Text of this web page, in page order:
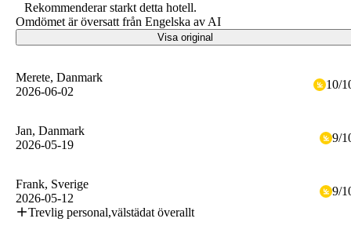
Rekommenderar starkt detta hotell.
Omdömet är översatt från Engelska av AI
Visa original
Merete, Danmark
2026-06-02
10/
Jan, Danmark
2026-05-19
9/
Frank, Sverige
2026-05-12
9/
Trevlig personal,välstädat överallt